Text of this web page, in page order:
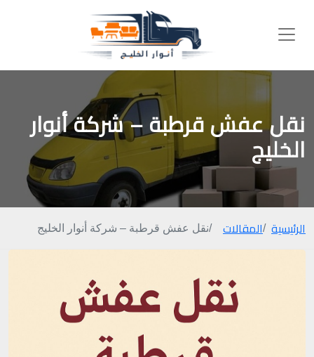
نقل عفش قرطبة – شركة أنوار
الخليج
الرئيسية المقالات نقل عفش قرطبة – شركة أنوار الخليج